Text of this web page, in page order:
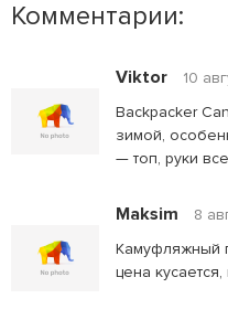
Комментарии:
Viktor
10
Backpacker
зимой,
— топ, руки
Maksim
8
Камуфляжный
цена